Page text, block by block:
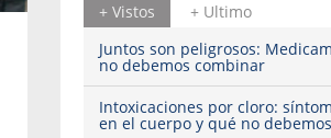
+ Vistos
+ Ultimo
Juntos son peligrosos:
no debemos combinar
Intoxicaciones por cloro:
en el cuerpo y qué no